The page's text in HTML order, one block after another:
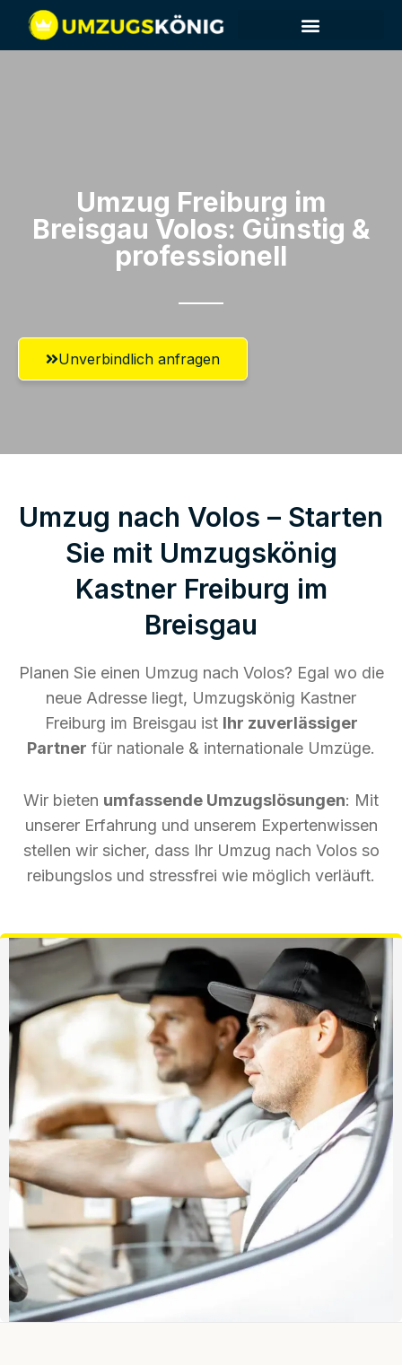
Umzug Freiburg im
Breisgau​ Volos: Günstig &
professionell​
Unverbindlich anfragen
Umzug nach Volos – Starten
Sie mit Umzugskönig
Kastner Freiburg im
Breisgau
Planen Sie einen Umzug nach Volos? Egal wo die
neue Adresse liegt, Umzugskönig Kastner
Freiburg im Breisgau ist Ihr zuverlässiger
Partner für nationale & internationale Umzüge.
Wir bieten umfassende Umzugslösungen: Mit
unserer Erfahrung und unserem Expertenwissen
stellen wir sicher, dass Ihr Umzug nach Volos so
reibungslos und stressfrei wie möglich verläuft.